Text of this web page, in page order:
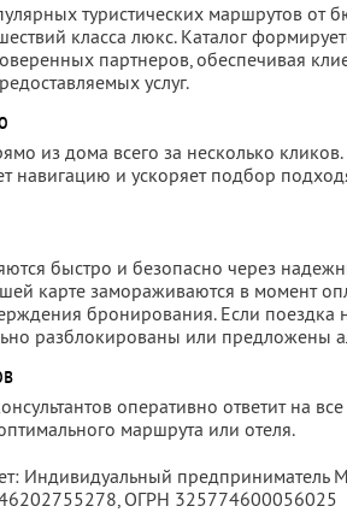
туристических маршрутов от
класса люкс. Каталог
партнеров, обеспечивая
услуг.
из дома всего за несколько
навигацию и ускоряет подбор
быстро и безопасно через
карте замораживаются в момент
бронирования. Если поездка
разблокированы или предложены
оперативно ответит на
маршрута или отеля.
Индивидуальный предприниматель
, ОГРН 325774600056025